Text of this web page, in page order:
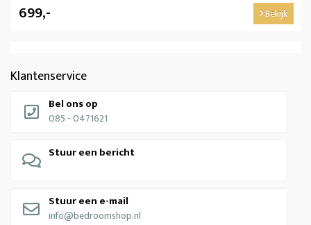
Klantenservice
Bel ons op
085 - 0471621
Stuur een bericht
Stuur een e-mail
info@bedroomshop.nl
699,- Bekijk